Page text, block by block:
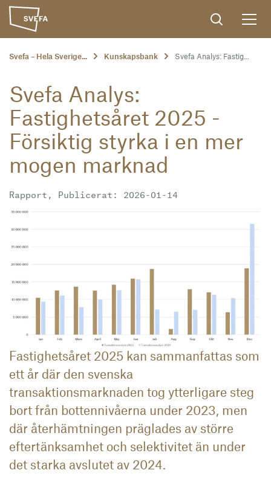
Svefa – Hela Sverige... Kunskapsbank Svefa Analys: Fastig...
Svefa Analys:
Fastighetsåret 2025 -
Försiktig styrka i en mer
mogen marknad
Rapport, Publicerat: 2026-01-14
Fastighetsåret 2025 kan sammanfattas som
ett år där den svenska
transaktionsmarknaden tog ytterligare steg
bort från bottennivåerna under 2023, men
där återhämtningen präglades av större
eftertänksamhet och selektivitet än under
det starka avslutet av 2024.